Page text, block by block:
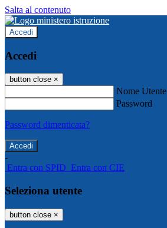
Salta al contenuto
Accedi
Accedi
button close ×
Nome Utente
Password
Password dimenticata?
-
Entra con SPID Entra con CIE
Seleziona utente
button close ×